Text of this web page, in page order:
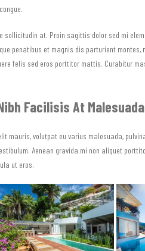
sollicitudin at. Proin sagittis dolor sed mi
penatibus et magnis dis parturient
felis sed eros porttitor mattis. Curabitur
Facilisis At Malesuada
mauris, volutpat eu varius malesuada,
Aenean gravida mi non aliquet
ut eros.